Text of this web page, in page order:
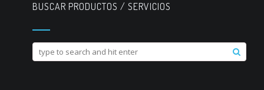
BUSCAR PRODUCTOS / SERVICIOS